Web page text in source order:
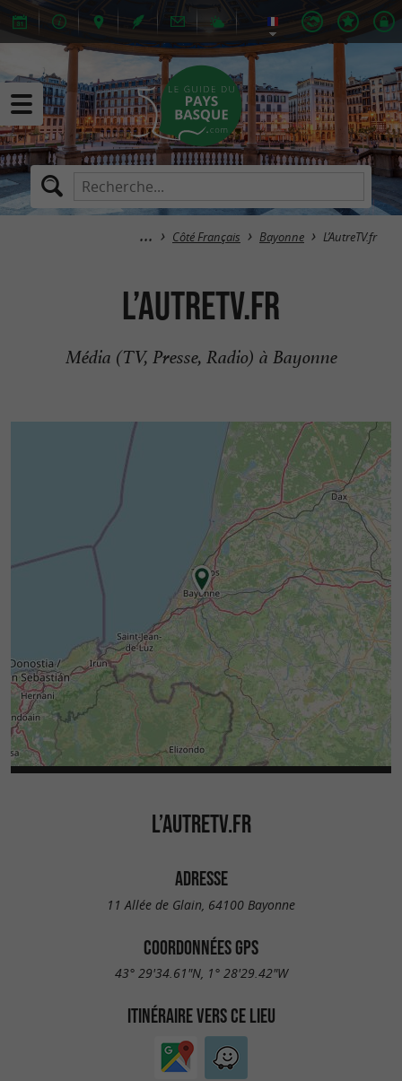
Côté Français Bayonne L’AutreTV.fr
L’AutreTV.fr
Média (TV, Presse, Radio) à Bayonne
L’AUTRETV.FR
ADRESSE
11 Allée de Glain, 64100 Bayonne
COORDONNÉES GPS
43° 29'34.61"N, 1° 28'29.42"W
ITINÉRAIRE VERS CE LIEU